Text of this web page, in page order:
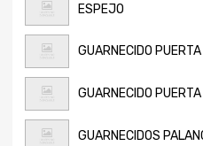
ESPEJO
GUARNECIDO
GUARNECIDO
GUARNECIDOS